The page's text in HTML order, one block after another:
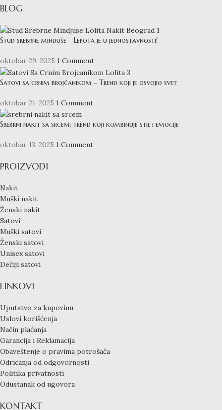
BLOG
Stud srebrne minđuše – Lepota je u jednostavnosti!
oktobar 29, 2025 1 Comment
Satovi sa crnim brojčanikom – Trend koji je osvojio svet
oktobar 21, 2025 1 Comment
Srebrni nakit sa srcem: trend koji kombinuje stil i emocije
oktobar 13, 2025 1 Comment
PROIZVODI
Nakit
Muški nakit
Ženski nakit
Satovi
Muški satovi
Ženski satovi
Unisex satovi
Dečiji satovi
LINKOVI
Uputstvo za kupovinu
Uslovi korišćenja
Način plaćanja
Garancija i Reklamacija
Obaveštenje o pravima potrošača
Odricanja od odgovornosti
Politika privatnosti
Odustanak od ugovora
KONTAKT